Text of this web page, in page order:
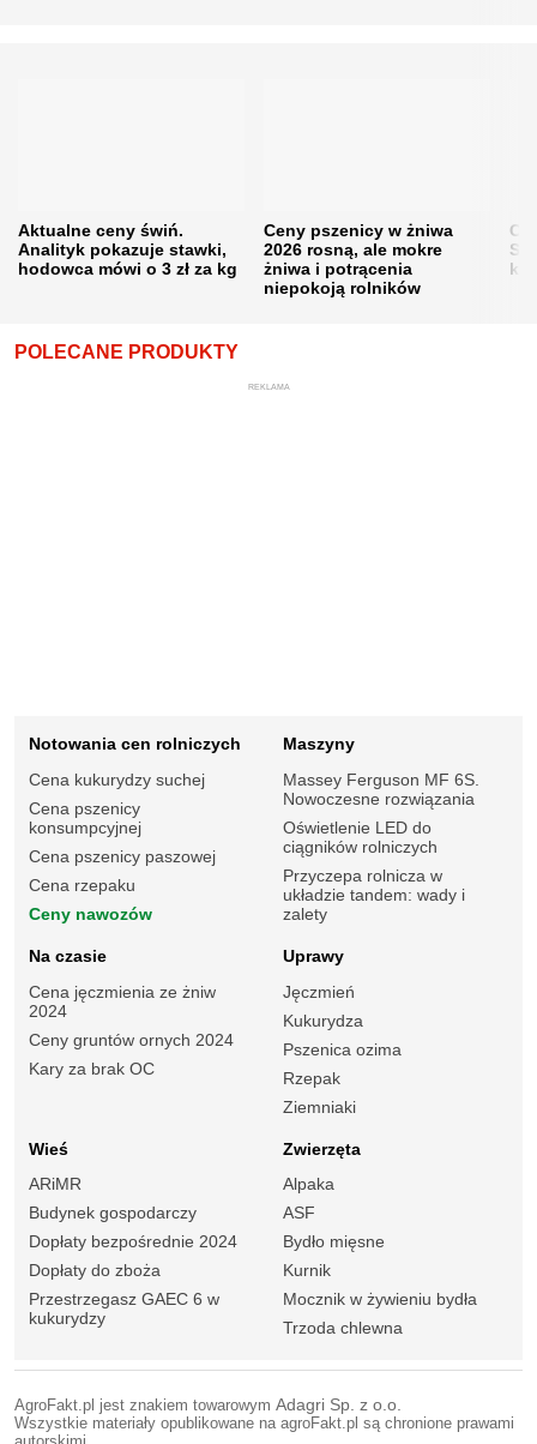
Aktualne ceny świń.
Analityk pokazuje stawki,
hodowca mówi o 3 zł za kg
Ceny pszenicy w żniwa
2026 rosną, ale mokre
żniwa i potrącenia
niepokoją rolników
POLECANE PRODUKTY
REKLAMA
Notowania cen rolniczych
Cena kukurydzy suchej
Cena pszenicy
konsumpcyjnej
Cena pszenicy paszowej
Cena rzepaku
Ceny nawozów
Maszyny
Massey Ferguson MF 6S.
Nowoczesne rozwiązania
Oświetlenie LED do
ciągników rolniczych
Przyczepa rolnicza w
układzie tandem: wady i
zalety
Na czasie
Cena jęczmienia ze żniw
2024
Ceny gruntów ornych 2024
Kary za brak OC
Uprawy
Jęczmień
Kukurydza
Pszenica ozima
Rzepak
Ziemniaki
Wieś
ARiMR
Budynek gospodarczy
Dopłaty bezpośrednie 2024
Dopłaty do zboża
Przestrzegasz GAEC 6 w
kukurydzy
Zwierzęta
Alpaka
ASF
Bydło mięsne
Kurnik
Mocznik w żywieniu bydła
Trzoda chlewna
AgroFakt.pl jest znakiem towarowym Adagri Sp. z o.o.
Wszystkie materiały opublikowane na agroFakt.pl są chronione prawami